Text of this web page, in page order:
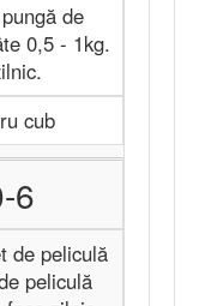
de
0,5 - 1kg.
cub
6
de peliculă
peliculă